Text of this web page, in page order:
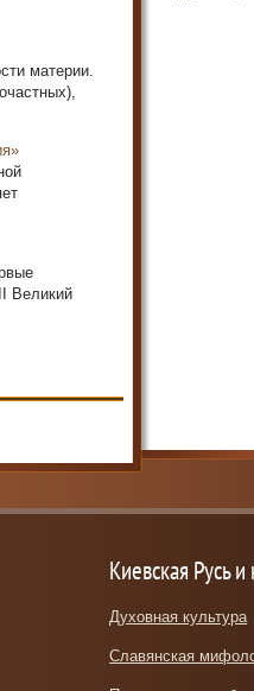
материи.
Великий
Киевская Русь и
Духовная культура
Славянская